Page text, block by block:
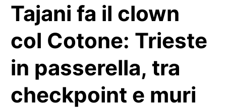
Tajani fa il clown
col Cotone: Trieste
in passerella, tra
checkpoint e muri